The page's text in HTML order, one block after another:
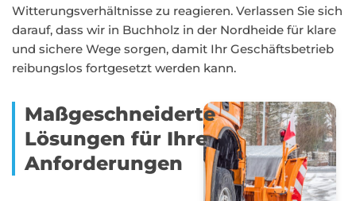
Witterungsverhältnisse zu reagieren. Verlassen Sie sich
darauf, dass wir in Buchholz in der Nordheide für klare
und sichere Wege sorgen, damit Ihr Geschäftsbetrieb
reibungslos fortgesetzt werden kann.
Maßgeschneiderte
Lösungen für Ihre
Anforderungen